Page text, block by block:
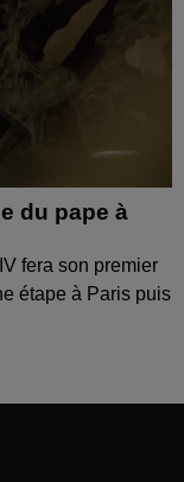
du pape à
fera son premier
étape à Paris puis